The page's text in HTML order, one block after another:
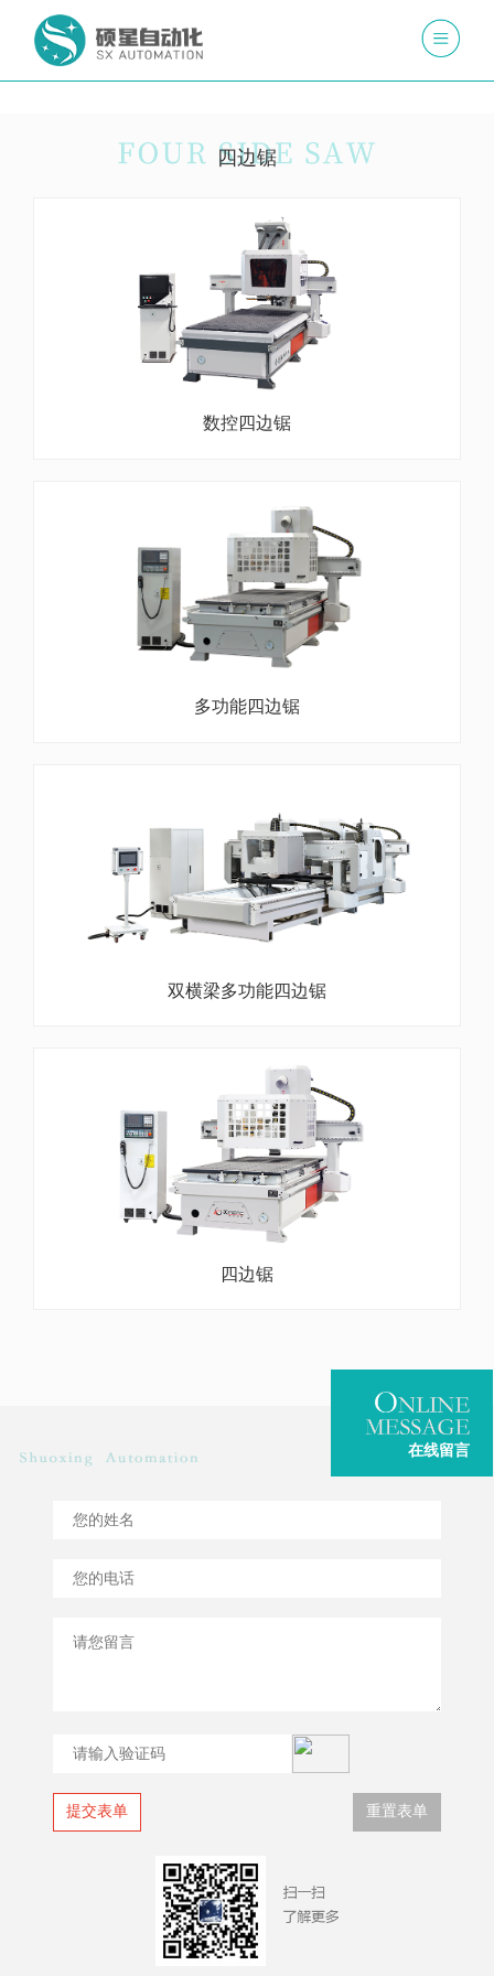
四边锯
数控四边锯
多功能四边锯
双横梁多功能四边锯
四边锯
在线留言